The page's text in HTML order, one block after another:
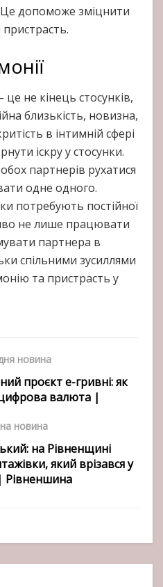
допоможе зміцнити
не кінець стосунків,
близькість, новизна,
в інтимній сфері
іскру у стосунки.
партнерів рухатися
одне одного.
потребують постійної
не лише працювати
партнера в
спільними зусиллями
та пристрасть у
новина
проєкт е-гривні: як
валюта |
новина
на Рівненщині
який врізався у
Рівненшина